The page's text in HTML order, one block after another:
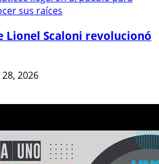
Lionel Scaloni revolucionó
28, 2026